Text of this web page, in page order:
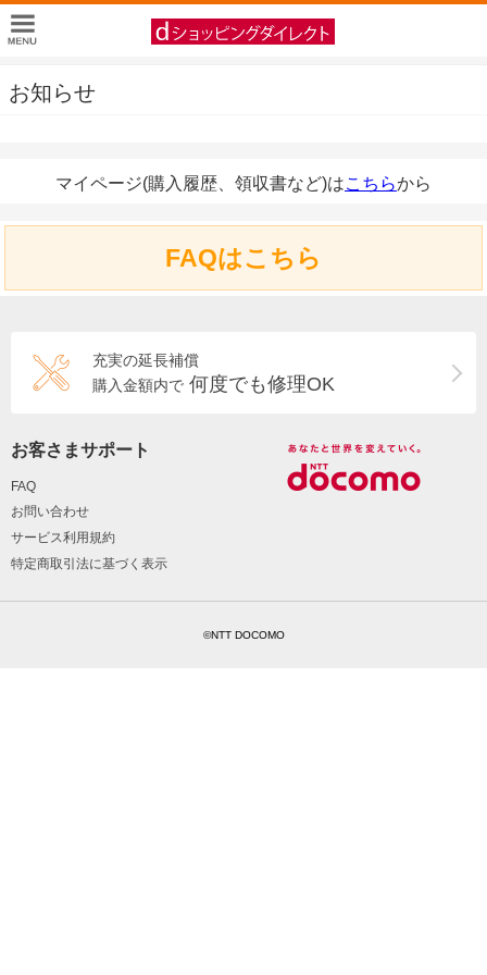
お知らせ
マイページ(購入履歴、領収書など)はこちらから
FAQはこちら
充実の延長補償
購入金額内で 何度でも修理OK
お客さまサポート
FAQ
お問い合わせ
サービス利用規約
特定商取引法に基づく表示
©NTT DOCOMO